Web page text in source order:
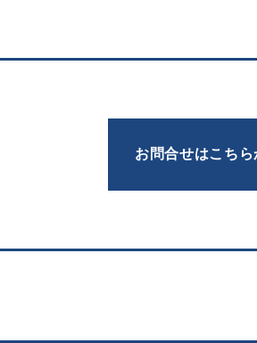
お問合せはこちら